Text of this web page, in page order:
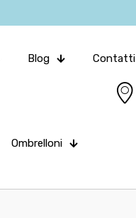
Blog Contatti
Ombrelloni